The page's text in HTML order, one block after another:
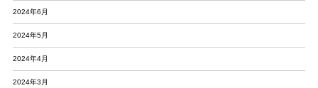
2024年6月
2024年5月
2024年4月
2024年3月